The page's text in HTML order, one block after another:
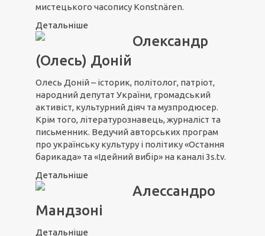
мистецького часопису Konstnären.
Детальніше
Олександр
(Олесь) Доній
Олесь Доній – історик, політолог, патріот,
народний депутат України, громадський
активіст, культурний діяч та музпродюсер.
Крім того, літературознавець, журналіст та
письменник. Ведучий авторських програм
про українську культуру і політику «Остання
барикада» та «Ідейний вибір» на каналі 3s.tv.
Детальніше
Алессандро
Мандзоні
Детальніше